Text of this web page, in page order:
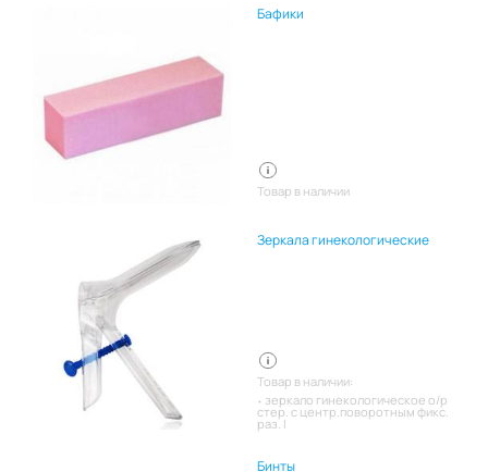
Бафики
Товар в наличии
Зеркала гинекологические
Товар в наличии:
зеркало гинекологическое о/р
стер. с центр.поворотным фикс.
раз. l
Бинты